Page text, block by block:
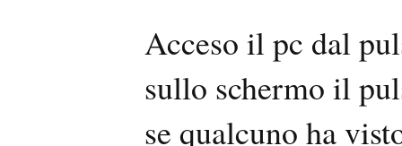
Acceso il pc dal
sullo schermo il
se qualcuno ha